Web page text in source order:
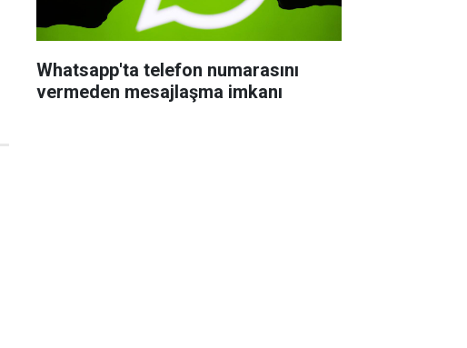
Whatsapp'ta telefon numarasını
vermeden mesajlaşma imkanı